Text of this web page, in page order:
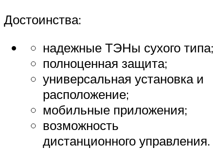
Достоинства:
надежные ТЭНы сухого типа;
полноценная защита;
универсальная установка и
расположение;
мобильные приложения;
возможность
дистанционного управления.